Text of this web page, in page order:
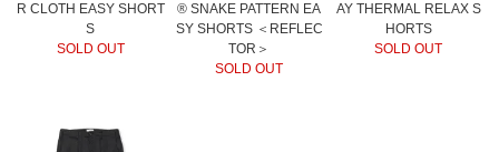
R CLOTH EASY SHORT
S
SOLD OUT
®︎ SNAKE PATTERN EA
SY SHORTS ＜REFLEC
TOR＞
SOLD OUT
AY THERMAL RELAX S
HORTS
SOLD OUT